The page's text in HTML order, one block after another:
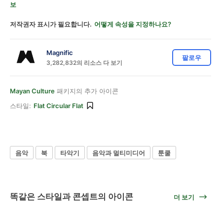
보
저작권자 표시가 필요합니다. 어떻게 속성을 지정하나요?
Magnific
3,282,832의 리소스 다 보기
팔로우
Mayan Culture 패키지의 추가 아이콘
스타일: Flat Circular Flat
음악 북 타악기 음악과 멀티미디어 툰쿨
똑같은 스타일과 콘셉트의 아이콘 더 보기